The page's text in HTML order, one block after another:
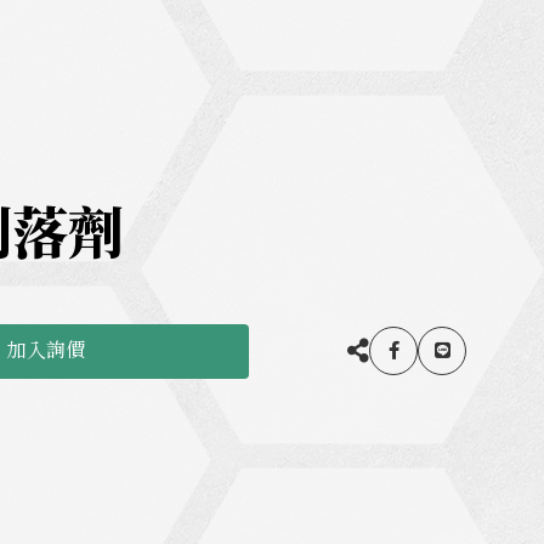
劑
加入詢價